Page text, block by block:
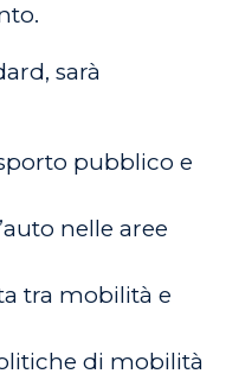
sarà
pubblico e
nelle aree
tra mobilità e
di mobilità